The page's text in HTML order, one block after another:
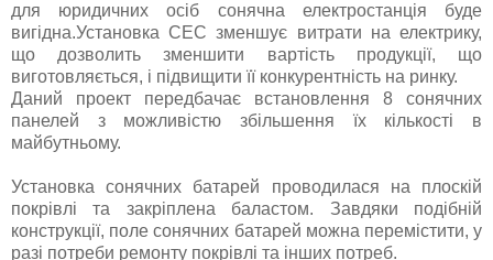
для юридичних осіб сонячна електростанція буде
вигідна.Установка СЕС зменшує витрати на електрику,
що дозволить зменшити вартість продукції, що
виготовляється, і підвищити її конкурентність на ринку.
Даний проект передбачає встановлення 8 сонячних
панелей з можливістю збільшення їх кількості в
майбутньому.
Установка сонячних батарей проводилася на плоскій
покрівлі та закріплена баластом. Завдяки подібній
конструкції, поле сонячних батарей можна перемістити, у
разі потреби ремонту покрівлі та інших потреб.